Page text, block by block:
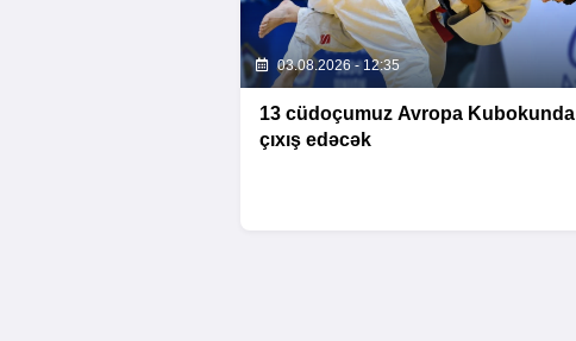
03.08.2026 - 12:35
13 cüdoçumuz Avropa Kubokunda
çıxış edəcək